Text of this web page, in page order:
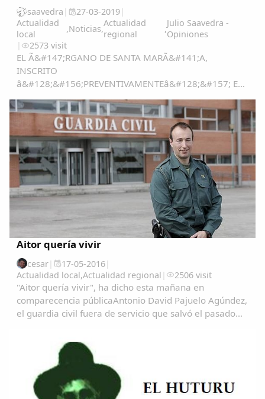
saavedra | 27-03-2019|
Actualidad
local
,Noticias,Actualidad
regional
,Julio Saavedra -
Opiniones
|
2573 visit
EL Ã&#147;RGANO DE SANTA MARÃ&#141;A,
INSCRITO
â&#128;&#156;PREVENTIVAMENTEâ&#128;&#157; EN
EL REGISTRO OFICIAL DE BIENES DE INTERÃ&#137;S
CULTURAL DE EXTREMADURA El martes 26 de marzo
de 2019 el Boletín Oficial de Extremadura (DOE)
publicó una...
Aitor quería vivir
cesar| 17-05-2016|
Actualidad local,Actualidad regional | 2506 visit
"Aitor quería vivir", ha dicho esta mañana en
comparecencia públicaAntonio David Pajuelo Agúndez,
el guardia civil fuera de servicio que salvó el pasado
tiene 37 años, es natural de Valdefuentes...